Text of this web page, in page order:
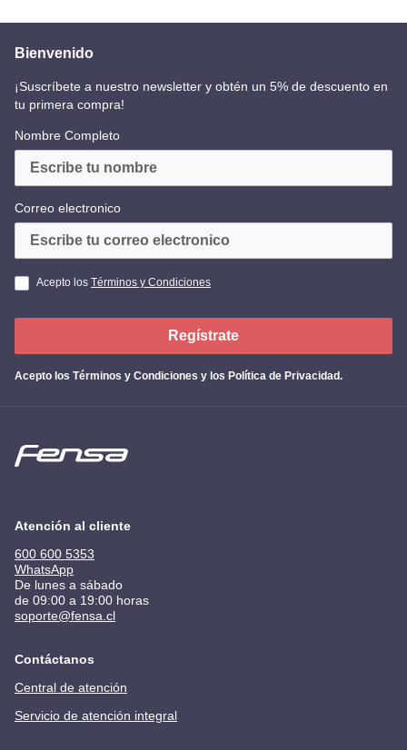
Bienvenido
¡Suscríbete a nuestro newsletter y obtén un 5% de descuento en
tu primera compra!
Nombre Completo
Correo electronico
Acepto los Términos y Condiciones
Acepto los Términos y Condiciones y los Política de Privacidad.
Regístrate
Atención al cliente
600 600 5353
WhatsApp
De lunes a sábado
de 09:00 a 19:00 horas
soporte@fensa.cl
Contáctanos
Central de atención
Servicio de atención integral